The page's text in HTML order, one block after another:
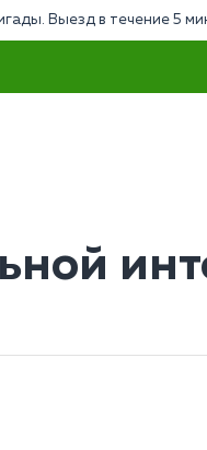
Выезд в течение 5